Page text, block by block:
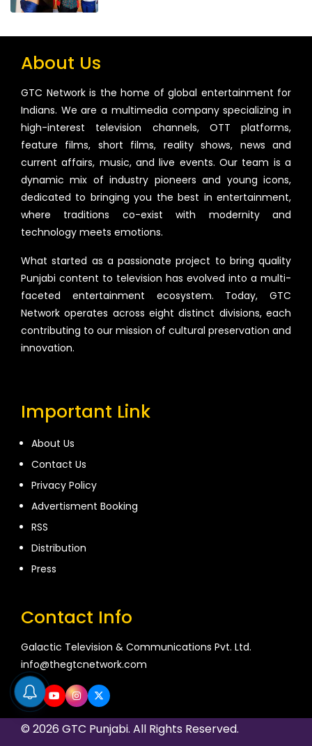
About Us
GTC Network is the home of global entertainment for
Indians. We are a multimedia company specializing in
high-interest television channels, OTT platforms,
feature films, short films, reality shows, news and
current affairs, music, and live events. Our team is a
dynamic mix of industry pioneers and young icons,
dedicated to bringing you the best in entertainment,
where traditions co-exist with modernity and
technology meets emotions.
What started as a passionate project to bring quality
Punjabi content to television has evolved into a multi-
faceted entertainment ecosystem. Today, GTC
Network operates across eight distinct divisions, each
contributing to our mission of cultural preservation and
innovation.
Important Link
About Us
Contact Us
Privacy Policy
Advertisment Booking
RSS
Distribution
Press
Contact Info
Galactic Television & Communications Pvt. Ltd.
info@thegtcnetwork.com
© 2026 GTC Punjabi. All Rights Reserved.